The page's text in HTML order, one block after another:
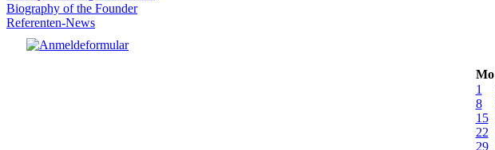
Biography of the Founder
Referenten-News
Mo
1
8
15
22
29